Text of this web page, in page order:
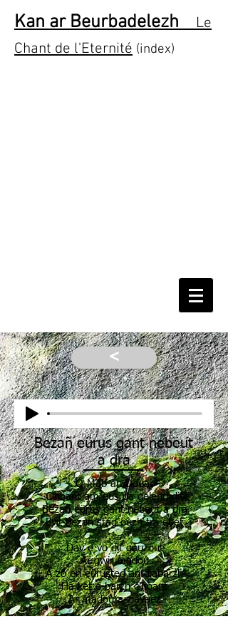
Kan ar Beurbadelezh
Le
Chant de l'Eternité (index)
<
Bezañ eürus gant nebeut
a dra
O Mab an Douar
C'hoant am eus da gelenn dit
Bezañ eürus gant nebeut a dra
Evit bezañ stag ouzh tra ebet
Dav e vo dit gouzout
Ar gwir madoù
A zo en eürusted an diabarzh
Ha ket e-barzh c'hoant
Ar madoù a-ziavaez